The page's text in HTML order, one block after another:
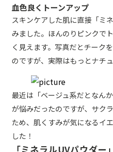
血色良くトーンアップ
スキンケアした肌に直接「ミ
みました。ほんのりピンクで
く見えます。写真だとチーク
のですが、実際はもっとナチュ
最近は「ベージュ系だとなん
が悩みだったのですが、サク
ため、肌くすみが気になるイ
した！
「ミネラルUVパウダー